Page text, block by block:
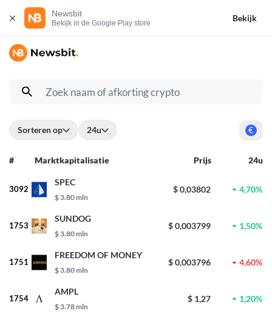
Newsbit
Bekijk in de Google Play store
Bekijk
Sorteren op 24u €
# Marktkapitalisatie Prijs 24u
3092
SPEC
$ 3.80 mln
$ 0,03802 4,70%
1753
SUNDOG
$ 3.80 mln
$ 0,003799 1,50%
1751
FREEDOM OF MONEY
$ 3.80 mln
$ 0,003796 4,60%
1754
AMPL
$ 3.78 mln
$ 1,27 1,20%